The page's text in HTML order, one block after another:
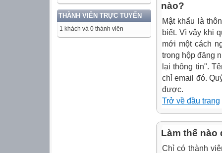
THÀNH VIÊN TRỰC TUYẾN
1 khách và 0 thành viên
nào?
Mật khẩu là
biết. Vì vậy khi
mới một cách
trong hộp đăng
lại thông tin".
chỉ email đó.
được.
Trở về đầu trang
Làm thế nào
Chỉ có thành